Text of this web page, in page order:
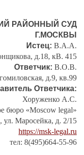
РАЙОННЫЙ СУД
Г.МОСКВЫ
Истец: В.А.А.
д.18, кВ. 415
Ответчик: В.О.В.
д.9, кв.99
Ответчика:
Хоруженко А.С.
бюро «Moscow legal»
ул. Маросейка, д. 2/15
https://msk-legal.ru
тел: 8(495)664-55-96